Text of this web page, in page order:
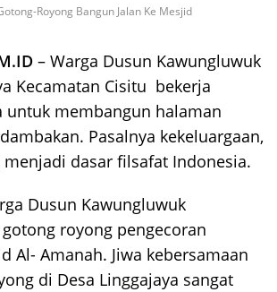
Royong Bangun Jalan Ke Mesjid
– Warga Dusun Kawungluwuk
Kecamatan Cisitu bekerja
untuk membangun halaman
Pasalnya kekeluargaan,
dasar filsafat Indonesia.
Dusun Kawungluwuk
royong pengecoran
Al- Amanah. Jiwa kebersamaan
di Desa Linggajaya sangat